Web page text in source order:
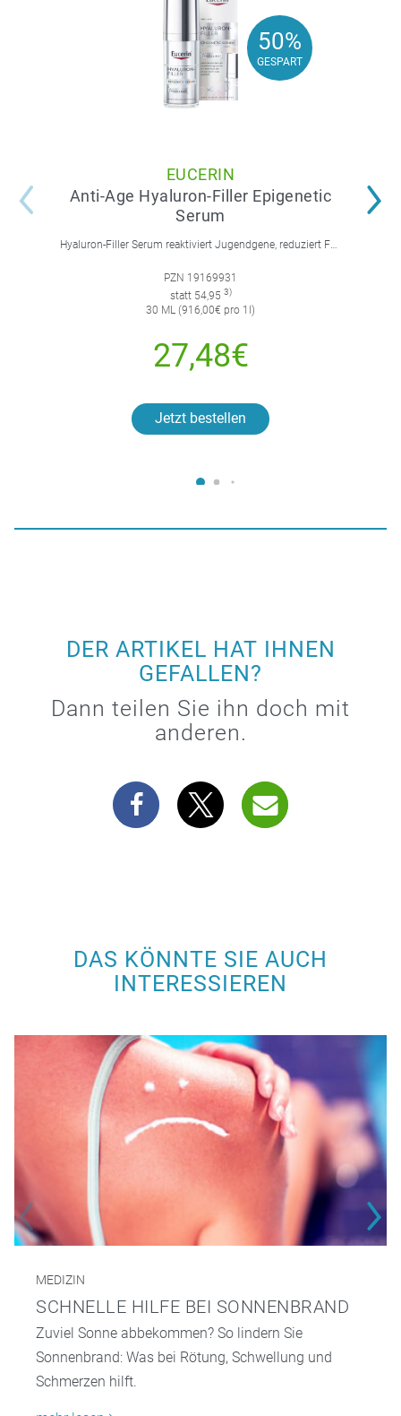
50%
GESPART
50%
GESPART
EUCERIN
Anti-Age Hyaluron-Filler Epigenetic
Serum
Hyaluron-Filler Serum reaktiviert Jugendgene, reduziert Falten und feine Linien, spendet intensive Feuchtigkeit und strafft die Gesichtskonturen.
PZN 19169931
statt 54,95 3)
30 ML (916,00€ pro 1l)
27,48€
Jetzt bestellen
DER ARTIKEL HAT IHNEN
GEFALLEN?
Dann teilen Sie ihn doch mit
anderen.
DAS KÖNNTE SIE AUCH
INTERESSIEREN
MEDIZIN
SCHNELLE HILFE BEI SONNENBRAND
Zuviel Sonne abbekommen? So lindern Sie
Sonnenbrand: Was bei Rötung, Schwellung und
Schmerzen hilft.